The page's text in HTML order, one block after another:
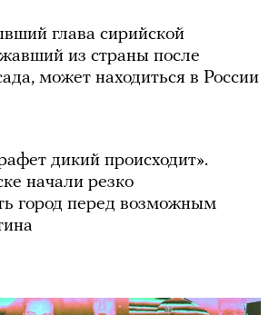
глава сирийской
из страны после
может находиться в России
дикий происходит».
начали резко
город перед возможным